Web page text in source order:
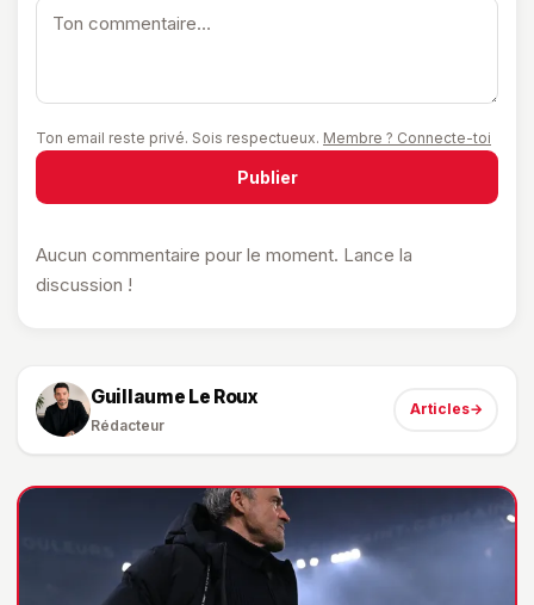
Ton email reste privé. Sois respectueux. Membre ? Connecte-toi
Publier
Aucun commentaire pour le moment. Lance la
discussion !
Guillaume Le Roux
Rédacteur
Articles→